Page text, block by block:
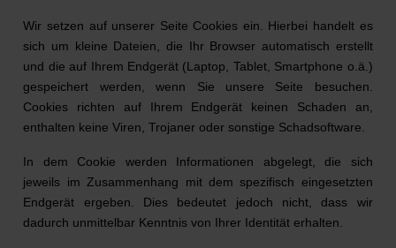
Wir setzen auf unserer Seite Cookies ein. Hierbei handelt es
sich um kleine Dateien, die Ihr Browser automatisch erstellt
und die auf Ihrem Endgerät (Laptop, Tablet, Smartphone o.ä.)
gespeichert werden, wenn Sie unsere Seite besuchen.
Cookies richten auf Ihrem Endgerät keinen Schaden an,
enthalten keine Viren, Trojaner oder sonstige Schadsoftware.
In dem Cookie werden Informationen abgelegt, die sich
jeweils im Zusammenhang mit dem spezifisch eingesetzten
Endgerät ergeben. Dies bedeutet jedoch nicht, dass wir
dadurch unmittelbar Kenntnis von Ihrer Identität erhalten.